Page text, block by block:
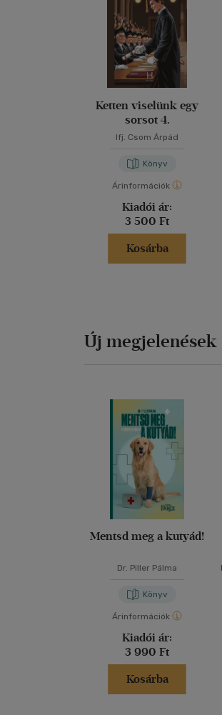
Ketten viselünk egy
sorsot 4.
Ifj. Csom Árpád
Könyv
Árinformációk
Kiadói ár:
3 500 Ft
Kosárba
Új megjelenések
Mentsd meg a kutyád!
Dr. Piller Pálma
Könyv
Árinformációk
Kiadói ár:
3 990 Ft
Kosárba